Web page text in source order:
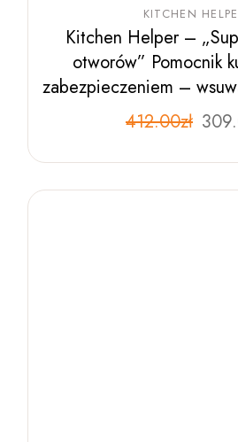
KITCHEN
Kitchen Helper –
otworów” Pomocnik
zabezpieczeniem –
412.00zł
Pierwotna
wynosiła:
Aktualna
wynosi:
Ten
wiele
Opcje